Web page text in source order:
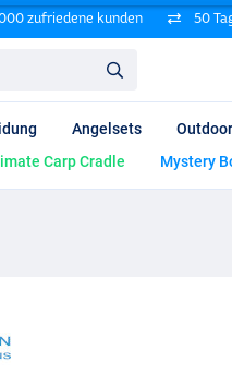
zufriedene kunden 50
Angelsets Outdoor
Carp Cradle Mystery